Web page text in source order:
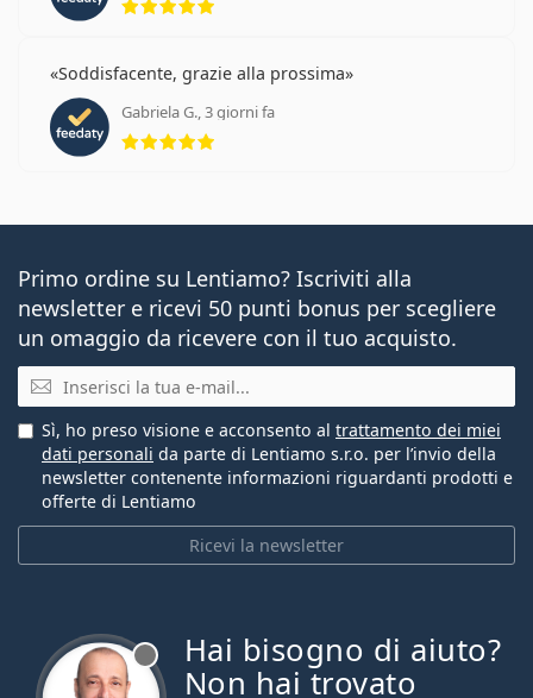
Soddisfacente, grazie alla prossima
Gabriela G., 3 giorni fa
valutazione 5 di 5
Primo ordine su Lentiamo? Iscriviti alla
newsletter e ricevi 50 punti bonus per scegliere
un omaggio da ricevere con il tuo acquisto.
E-mail
Ricevi la newsletter
Sì, ho preso visione e acconsento al trattamento dei miei
dati personali da parte di Lentiamo s.r.o. per l’invio della
newsletter contenente informazioni riguardanti prodotti e
offerte di Lentiamo
Hai bisogno di aiuto?
Non hai trovato